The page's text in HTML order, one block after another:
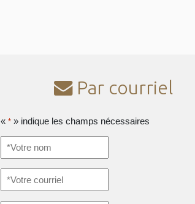
Par courriel
«* » indique les champs nécessaires
nom*
courriel*